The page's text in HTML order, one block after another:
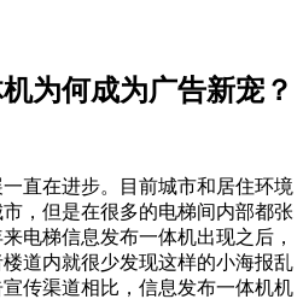
为何成为广告新宠？
直在进步。目前城市和居住环境
，但是在很多的电梯间内部都张
电梯信息发布一体机出现之后，
道内就很少发现这样的小海报乱
传渠道相比，信息发布一体机机